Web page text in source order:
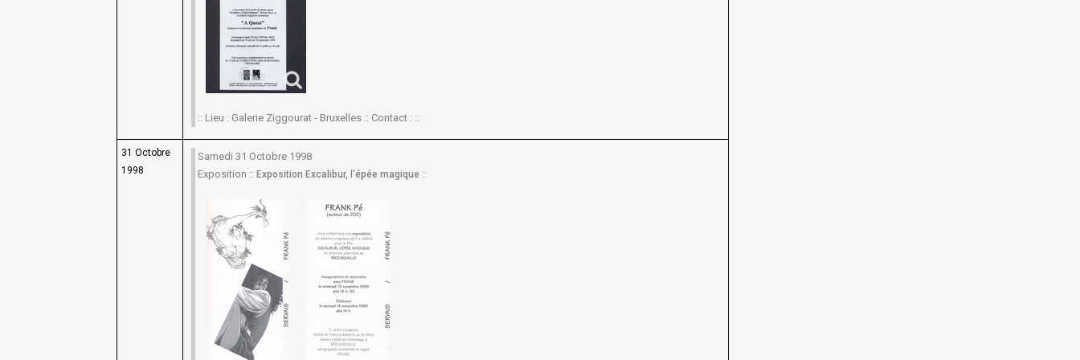
:: Lieu : Galerie Ziggourat - Bruxelles :: Contact : ::
31 Octobre
1998
Samedi 31 Octobre 1998
Exposition :: Exposition Excalibur, l'épée magique ::